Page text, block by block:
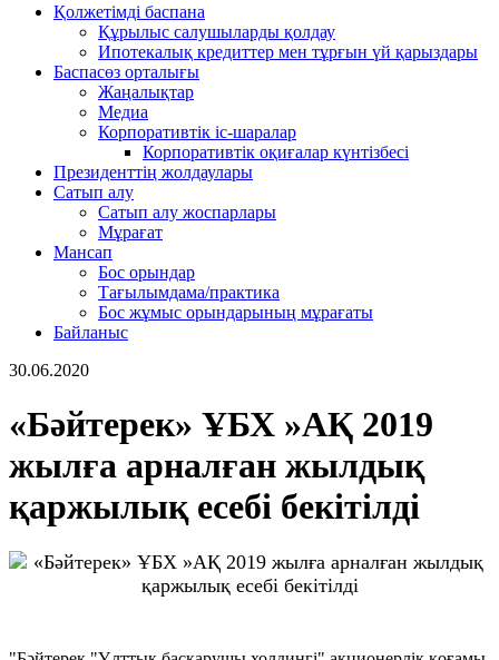
Қолжетімді баспана
Құрылыс салушыларды қолдау
Ипотекалық кредиттер мен тұрғын үй қарыздары
Баспасөз орталығы
Жаңалықтар
Медиа
Корпоративтік іс-шаралар
Корпоративтік оқиғалар күнтізбесі
Президенттің жолдаулары
Сатып алу
Сатып алу жоспарлары
Мұрағат
Мансап
Бос орындар
Тағылымдама/практика
Бос жұмыс орындарының мұрағаты
Байланыс
30.06.2020
«Бәйтерек» ҰБХ »АҚ 2019
жылға арналған жылдық
қаржылық есебі бекітілді